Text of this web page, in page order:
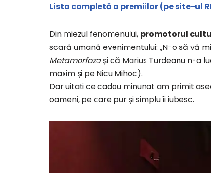
Lista completă a premiilor (pe site-ul
Din miezul fenomenului, promotorul
scară umană evenimentului: „N-o să vă
Metamorfozași că Marius Turdeanu n-a
maxim și pe Nicu Mihoc).
Dar uitați ce cadou minunat am primit
oameni, pe care pur și simplu îi iubesc.